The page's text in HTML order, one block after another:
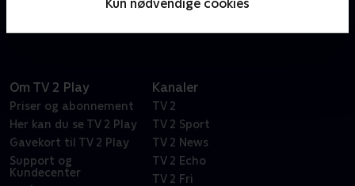
Kun nødvendige cookies
Om TV 2 Play
Priser og abonnement
Her kan du se TV 2 Play
Gavekort til TV 2 Play
Support og
Kundecenter
Kanaler
TV 2
TV 2 Sport
TV 2 News
TV 2 Echo
TV 2 Fri